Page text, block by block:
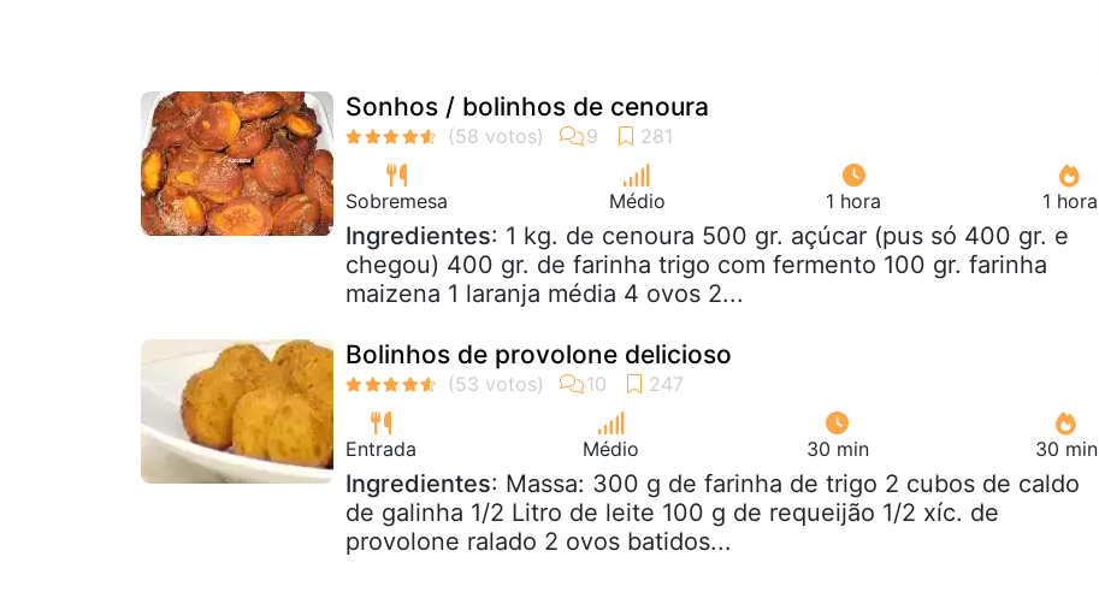
Sonhos / bolinhos de cenoura
Sobremesa Médio 1 hora 1 hora
Ingredientes: 1 kg. de cenoura 500 gr. açúcar (pus só 400 gr. e
chegou) 400 gr. de farinha trigo com fermento 100 gr. farinha
maizena 1 laranja média 4 ovos 2...
Bolinhos de provolone delicioso
Entrada Médio 30 min 30 min
Ingredientes: Massa: 300 g de farinha de trigo 2 cubos de caldo
de galinha 1/2 Litro de leite 100 g de requeijão 1/2 xíc. de
provolone ralado 2 ovos batidos...